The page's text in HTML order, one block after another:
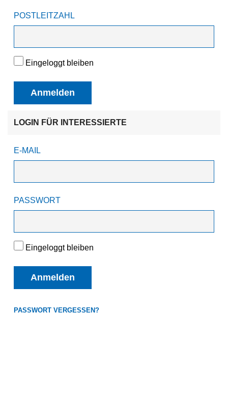
POSTLEITZAHL
Eingeloggt bleiben
Anmelden
LOGIN FÜR INTERESSIERTE
E-MAIL
PASSWORT
Eingeloggt bleiben
Anmelden
PASSWORT VERGESSEN?